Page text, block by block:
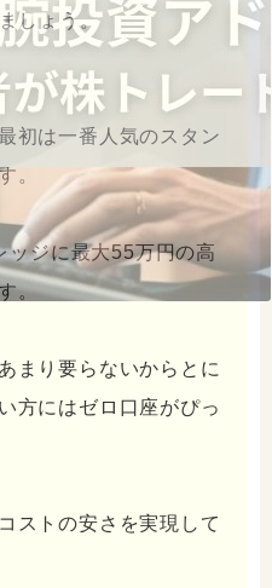
しょう。
初は一番人気のスタン
。
ッジに最大55万円の高
。
まり要らないからとに
方にはゼロ口座がぴっ
ストの安さを実現して